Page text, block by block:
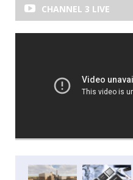
CHANNEL 3 LIVE